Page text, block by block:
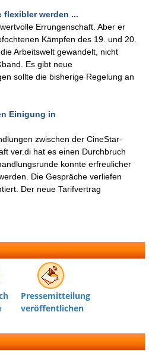
flexibler werden ...
Errungenschaft. Aber er
Kämpfen des 19. und 20.
Arbeitswelt gewandelt, nicht
Es gibt neue
sollte die bisherige Regelung an
Einigung in
zwischen der CineStar-
ver.di hat es einen Durchbruch
konnte erfreulicher
Die Gespräche verliefen
Der neue Tarifvertrag
Pressemitteilung
veröffentlichen